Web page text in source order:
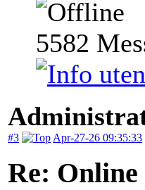
5582
#3 Apr-27-26 09:35:33
Re: